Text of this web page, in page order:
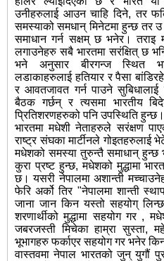
उनीहरुलाई आउन चाहि दिने, तर
समस्याको समधान् मिनेटमा हुन्छ तर
समाधान गर्न सक्षम् छ भनेर।
लगाउनेहरु सबै भारतमा सरंक्षित् छ
भने अनुसार बीरगन्ज स्थित
लडाकाहरुलाई हतियार र पैसा
र आवतजावत गर्न पाउने सुबिधालाई
बैठक गर्छन् र त्यसमा भारतीय
प्रितिशरणहरुको पनि उपस्थिति हुन्छ।
भारतमा मधेशी नेताहरुले सरंक्षण
राष्ट्र संघका मार्टीनले
मधेशको समस्या तुरुन्तै समाधान् हुन्छ
कुरा प्रष्ट हुन्छ, मधेशको मुद्धामा
छ। यसरी नेपालमा अशान्ती
फेरि अर्को तिर "नेपालमा शान्ती
जाना जान किन यस्तो सहयोग्
शरणार्थीको मुद्धामा सहयोग गर ,
जबरजस्ती मिचेका हाम्रा सुस्ता,
भूभागहरु फर्काएर सहयोग गर भनेर
वास्तवमा नेपाल भारतको जुन् युगौं